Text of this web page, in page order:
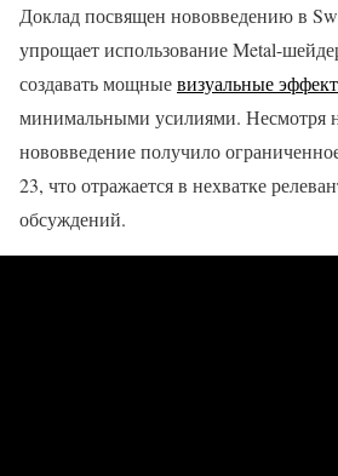
Доклад посвящен нововведению в
упрощает использование Metal-
создавать мощныевизуальные
минимальными усилиями. Несмотря
нововведение получило
23, что отражается в нехватке
обсуждений.